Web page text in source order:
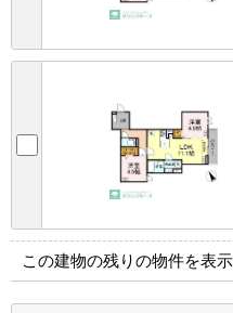
この建物の残りの物件を表示